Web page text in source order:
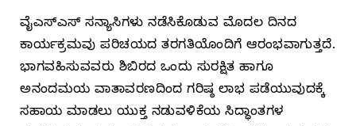
ವೈಎಸ್‌ಎಸ್‌ ಸನ್ಯಾಸಿಗಳು ನಡೆಸಿಕೊಡುವ ಮೊದಲ ದಿನದ
ಕಾರ್ಯಕ್ರಮವು ಪರಿಚಯದ ತರಗತಿಯೊಂದಿಗೆ ಆರಂಭವಾಗುತ್ತದೆ.
ಭಾಗವಹಿಸುವವರು ಶಿಬಿರದ ಒಂದು ಸುರಕ್ಷಿತ ಹಾಗೂ
ಅನಂದಮಯ ವಾತಾವರಣದಿಂದ ಗರಿಷ್ಠ ಲಾಭ ಪಡೆಯುವುದಕ್ಕೆ
ಸಹಾಯ ಮಾಡಲು ಯುಕ್ತ ನಡುವಳಿಕೆಯ ಸಿದ್ಧಾಂತಗಳ